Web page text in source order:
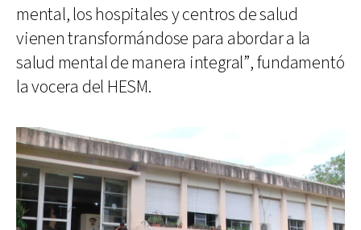
mental, los hospitales y centros de salud
vienen transformándose para abordar a la
salud mental de manera integral”, fundamentó
la vocera del HESM.